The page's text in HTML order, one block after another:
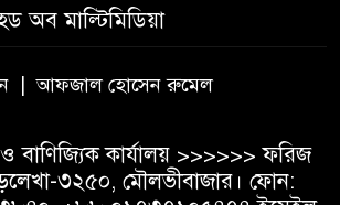
হাই কমিশনের কর্মকর্তা পরিচয়ে
ভারতীয় হাই কমিশন
অব মাল্টিমিডিয়া
| আফজাল হোসেন রুমেল
ও বাণিজ্যিক কার্যালয় >>>>>> ফরিজ
৩২৫০, মৌলভীবাজার। ফোন: